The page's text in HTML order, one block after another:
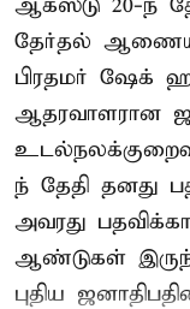
தேர்தல்
பிரதமர் ஷேக்
ஆதரவாளரான
ந் தேதி தனது
அவரது
ஆண்டுகள்
புதிய